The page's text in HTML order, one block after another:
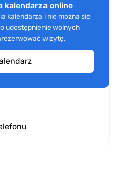
kalendarza online
kalendarza i nie można się
udostępnienie wolnych
wizytę.